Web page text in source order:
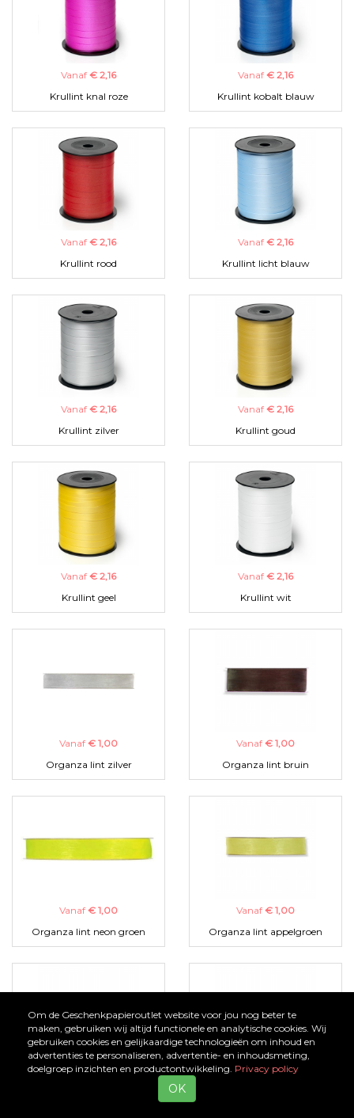
Vanaf € 2,16
Krullint knal roze
Vanaf € 2,16
Krullint kobalt blauw
Vanaf € 2,16
Krullint rood
Vanaf € 2,16
Krullint licht blauw
Vanaf € 2,16
Krullint zilver
Vanaf € 2,16
Krullint goud
Vanaf € 2,16
Krullint geel
Vanaf € 2,16
Krullint wit
Vanaf € 1,00
Organza lint zilver
Vanaf € 1,00
Organza lint bruin
Vanaf € 1,00
Organza lint neon groen
Vanaf € 1,00
Organza lint appelgroen
Vanaf Vanaf€ 1,00
Om de Geschenkpapieroutlet website voor jou nog beter te
maken, gebruiken wij altijd functionele en analytische cookies. Wij
gebruiken cookies en gelijkaardige technologieën om inhoud en
advertenties te personaliseren, advertentie- en inhoudsmeting,
doelgroep inzichten en productontwikkeling. Privacy policy
OK